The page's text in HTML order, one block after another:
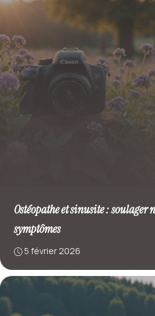
Ostéopathe et sinusite : soulager
symptômes
5 février 2026